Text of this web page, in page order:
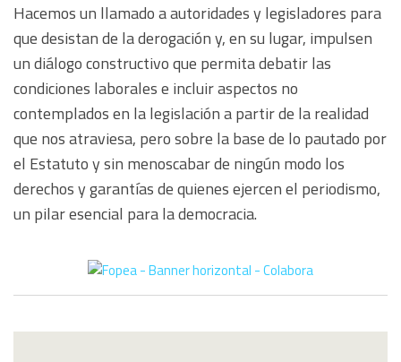
Hacemos un llamado a autoridades y legisladores para
que desistan de la derogación y, en su lugar, impulsen
un diálogo constructivo que permita debatir las
condiciones laborales e incluir aspectos no
contemplados en la legislación a partir de la realidad
que nos atraviesa, pero sobre la base de lo pautado por
el Estatuto y sin menoscabar de ningún modo los
derechos y garantías de quienes ejercen el periodismo,
un pilar esencial para la democracia.